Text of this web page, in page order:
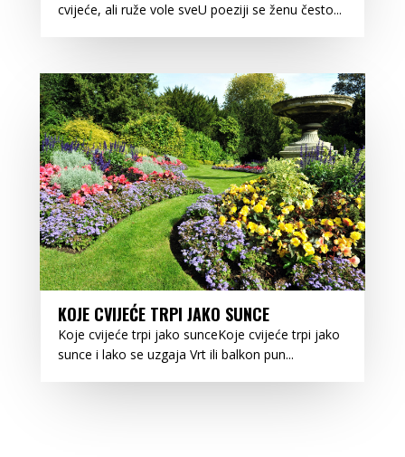
cvijeće, ali ruže vole sveU poeziji se ženu često...
KOJE CVIJEĆE TRPI JAKO SUNCE
Koje cvijeće trpi jako sunceKoje cvijeće trpi jako
sunce i lako se uzgaja Vrt ili balkon pun...